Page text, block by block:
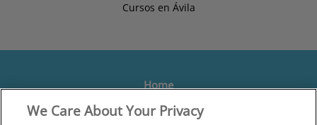
Cursos en Ávila
Home
Formación
We Care About Your Privacy